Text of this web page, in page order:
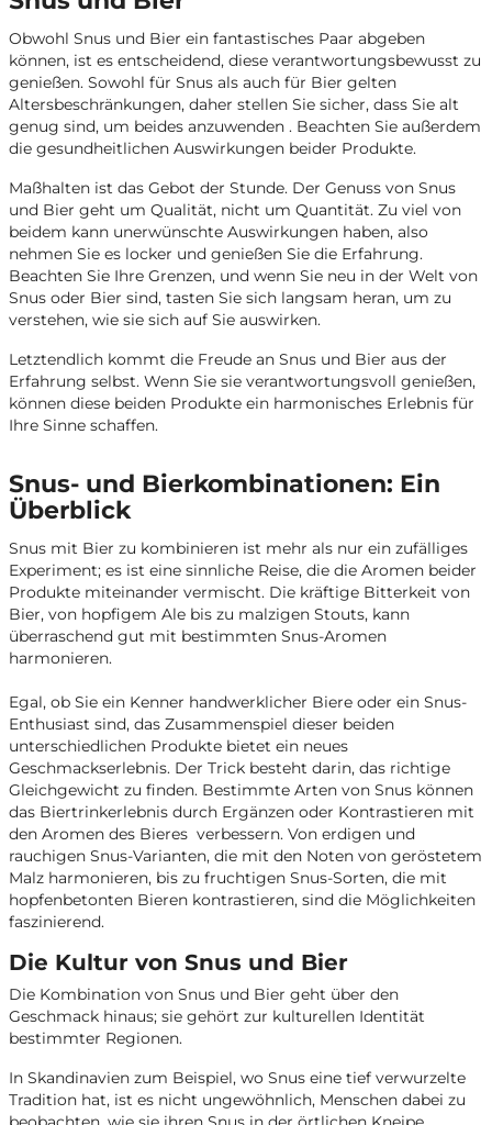
Obwohl Snus und Bier ein fantastisches Paar abgeben
können, ist es entscheidend, diese verantwortungsbewusst zu
genießen. Sowohl für Snus als auch für Bier gelten
Altersbeschränkungen, daher stellen Sie sicher, dass Sie alt
genug sind, um beides anzuwenden . Beachten Sie außerdem
die gesundheitlichen Auswirkungen beider Produkte.
Maßhalten ist das Gebot der Stunde. Der Genuss von Snus
und Bier geht um Qualität, nicht um Quantität. Zu viel von
beidem kann unerwünschte Auswirkungen haben, also
nehmen Sie es locker und genießen Sie die Erfahrung.
Beachten Sie Ihre Grenzen, und wenn Sie neu in der Welt von
Snus oder Bier sind, tasten Sie sich langsam heran, um zu
verstehen, wie sie sich auf Sie auswirken.
Letztendlich kommt die Freude an Snus und Bier aus der
Erfahrung selbst. Wenn Sie sie verantwortungsvoll genießen,
können diese beiden Produkte ein harmonisches Erlebnis für
Ihre Sinne schaffen.
Snus- und Bierkombinationen: Ein
Überblick
Snus mit Bier zu kombinieren ist mehr als nur ein zufälliges
Experiment; es ist eine sinnliche Reise, die die Aromen beider
Produkte miteinander vermischt. Die kräftige Bitterkeit von
Bier, von hopfigem Ale bis zu malzigen Stouts, kann
überraschend gut mit bestimmten Snus-Aromen
harmonieren.
Egal, ob Sie ein Kenner handwerklicher Biere oder ein Snus-
Enthusiast sind, das Zusammenspiel dieser beiden
unterschiedlichen Produkte bietet ein neues
Geschmackserlebnis. Der Trick besteht darin, das richtige
Gleichgewicht zu finden. Bestimmte Arten von Snus können
das Biertrinkerlebnis durch Ergänzen oder Kontrastieren mit
den Aromen des Bieres verbessern. Von erdigen und
rauchigen Snus-Varianten, die mit den Noten von geröstetem
Malz harmonieren, bis zu fruchtigen Snus-Sorten, die mit
hopfenbetonten Bieren kontrastieren, sind die Möglichkeiten
faszinierend.
Die Kultur von Snus und Bier
Die Kombination von Snus und Bier geht über den
Geschmack hinaus; sie gehört zur kulturellen Identität
bestimmter Regionen.
In Skandinavien zum Beispiel, wo Snus eine tief verwurzelte
Tradition hat, ist es nicht ungewöhnlich, Menschen dabei zu